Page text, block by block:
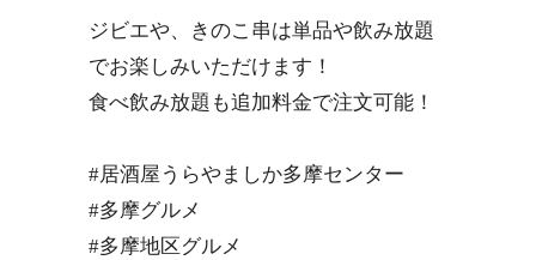
ジビエや、きのこ串は単品や飲み放題
でお楽しみいただけます！
食べ飲み放題も追加料金で注文可能！
#居酒屋うらやましか多摩センター
#多摩グルメ
#多摩地区グルメ